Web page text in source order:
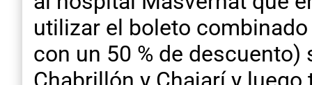
utilizar el boleto
con un 50 % de